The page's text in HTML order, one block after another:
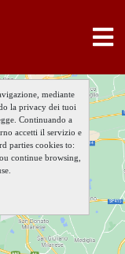
mediante
la privacy dei tuoi
Continuando a
accetti il servizio e
parties cookies to:
continue browsing,